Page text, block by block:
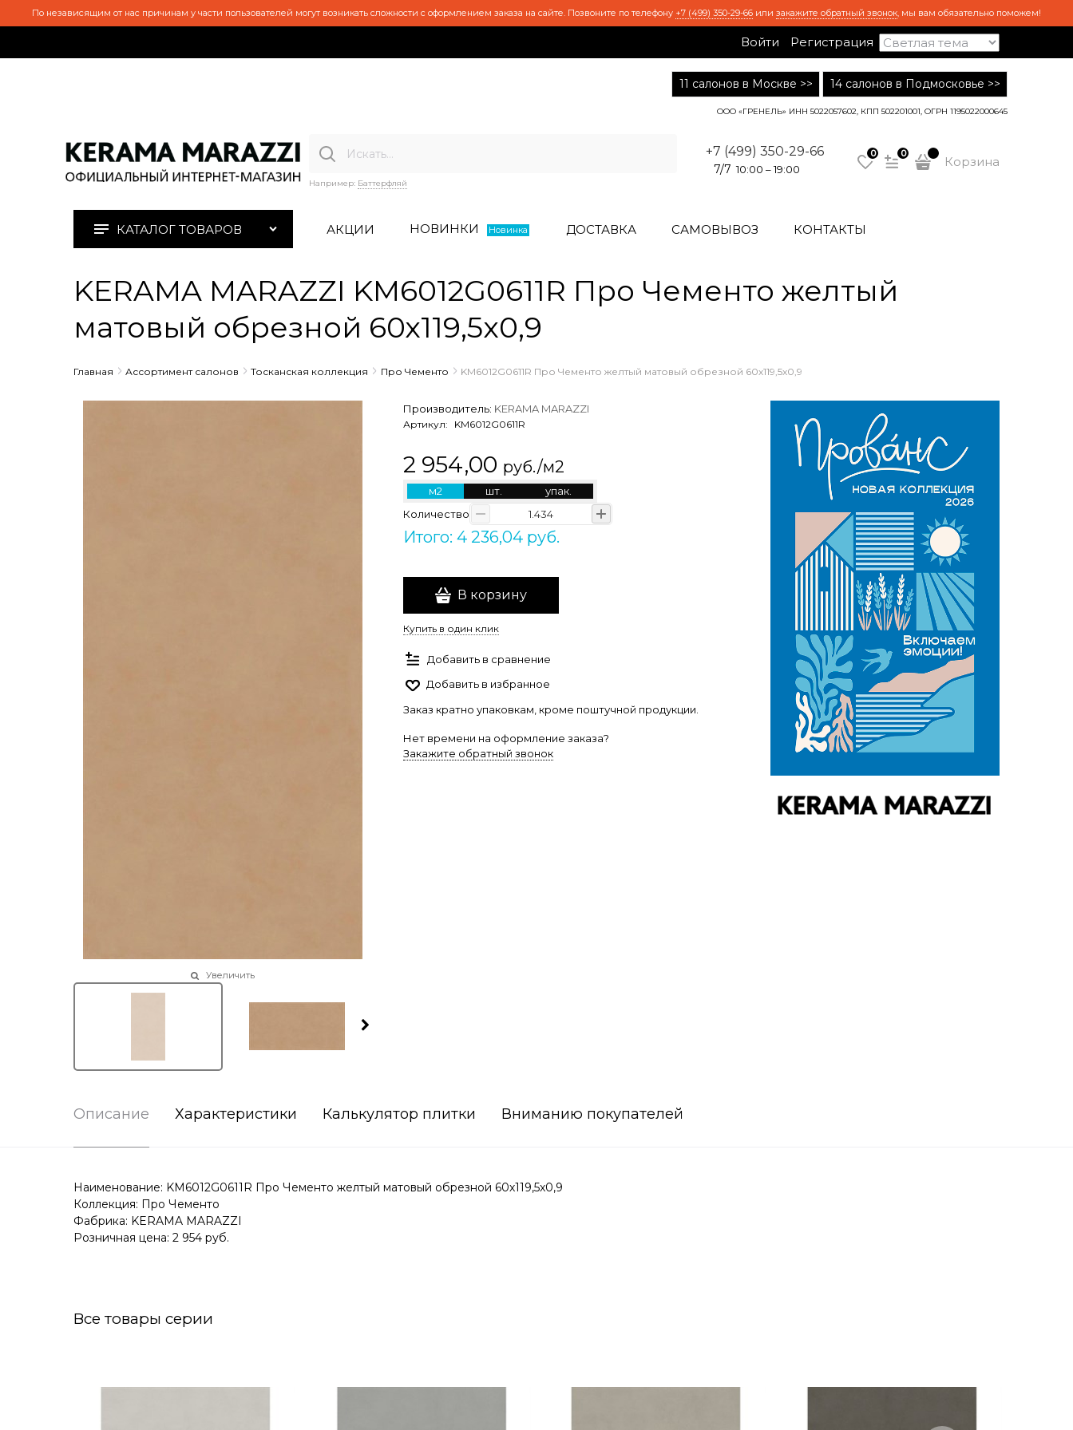
По независящим от нас причинам у части пользователей могут возникать сложности с оформлением заказа на сайте. Позвоните по телефону +7 (499) 350-29-66 или закажите обратный звонок, мы вам обязательно поможем!
Войти Регистрация
11 салонов в Москве >> 14 салонов в Подмосковье >>
ООО «ГРЕНЕЛЬ» ИНН 5022057602, КПП 502201001, ОГРН 1195022000645
Например: Баттерфляй
+7 (499) 350-29-66
7/7 10:00 – 19:00
0 0
Корзина
КАТАЛОГ ТОВАРОВ АКЦИИ НОВИНКИ Новинка ДОСТАВКА САМОВЫВОЗ КОНТАКТЫ
KERAMA MARAZZI KM6012G0611R Про Чементо желтый
матовый обрезной 60х119,5x0,9
Главная Ассортимент салонов Тосканская коллекция Про Чементо KM6012G0611R Про Чементо желтый матовый обрезной 60х119,5x0,9
Увеличить
Производитель: KERAMA MARAZZI
Артикул: KM6012G0611R
2 954,00 руб./м2
м2 шт.
упак.
Количество
Итого: 4 236,04 руб.
В корзину
Купить в один клик
Добавить в сравнение
Добавить в избранное
Заказ кратно упаковкам, кроме поштучной продукции.
Нет времени на оформление заказа?
Закажите обратный звонок
Описание Характеристики Калькулятор плитки Вниманию покупателей
Наименование: KM6012G0611R Про Чементо желтый матовый обрезной 60х119,5x0,9
Коллекция: Про Чементо
Фабрика: KERAMA MARAZZI
Розничная цена: 2 954 руб.
Все товары серии